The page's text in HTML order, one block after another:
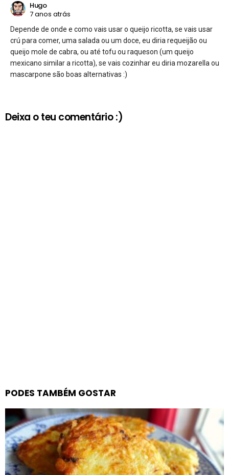
Hugo
7 anos atrás
Depende de onde e como vais usar o queijo ricotta, se vais usar
crú para comer, uma salada ou um doce, eu diria requeijão ou
queijo mole de cabra, ou até tofu ou raqueson (um queijo
mexicano similar a ricotta), se vais cozinhar eu diria mozarella ou
mascarpone são boas alternativas :)
Deixa o teu comentário :)
PODES TAMBÉM GOSTAR